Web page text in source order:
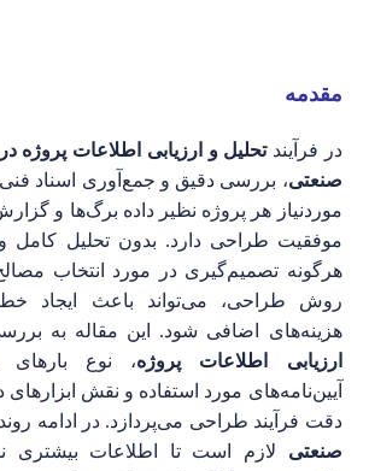
مقدمه
در فرآیندتحلیل و ارزیابی اطلاعات
صنعتی، بررسی دقیق و جمع‌آوری اسناد
موردنیاز هر پروژه نظیر داده برگ‌ها و
موفقیت طراحی دارد. بدون تحلیل کامل و
هرگونه تصمیم‌گیری در مورد انتخاب
روش طراحی، می‌تواند باعث ایجاد
هزینه‌های اضافی شود. این مقاله به
ارزیابی اطلاعات پروژه، نوع بارهای
آیین‌نامه‌های مورد استفاده و نقش ابزارهای
دقت فرآیند طراحی می‌پردازد. در ادامه
صنعتی لازم است تا اطلاعات بیشتری